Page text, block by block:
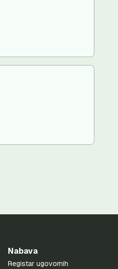
Nabava
Registar ugovornih